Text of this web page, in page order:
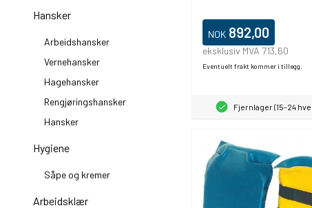
Hansker
Arbeidshansker
Vernehansker
Hagehansker
Rengjøringshansker
Hansker
Hygiene
Såpe og kremer
Arbeidsklær
NOK 892,00
eksklusiv MVA 713,60
Eventuelt frakt kommer i tillegg.
Fjernlager (15-24